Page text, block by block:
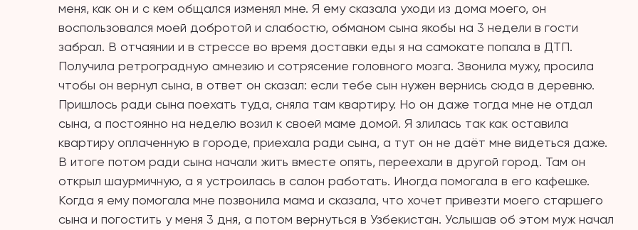
меня, как он и с кем общался изменял мне. Я ему сказала уходи из дома моего, он
воспользовался моей добротой и слабостю, обманом сына якобы на 3 недели в гости
забрал. В отчаянии и в стрессе во время доставки еды я на самокате попала в ДТП.
Получила ретроградную амнезию и сотрясение головного мозга. Звонила мужу, просила
чтобы он вернул сына, в ответ он сказал: если тебе сын нужен вернись сюда в деревню.
Пришлось ради сына поехать туда, сняла там квартиру. Но он даже тогда мне не отдал
сына, а постоянно на неделю возил к своей маме домой. Я злилась так как оставила
квартиру оплаченную в городе, приехала ради сына, а тут он не даёт мне видеться даже.
В итоге потом ради сына начали жить вместе опять, переехали в другой город. Там он
открыл шаурмичную, а я устроилась в салон работать. Иногда помогала в его кафешке.
Когда я ему помогала мне позвонила мама и сказала, что хочет привезти моего старшего
сына и погостить у меня 3 дня, а потом вернуться в Узбекистан. Услышав об этом муж начал